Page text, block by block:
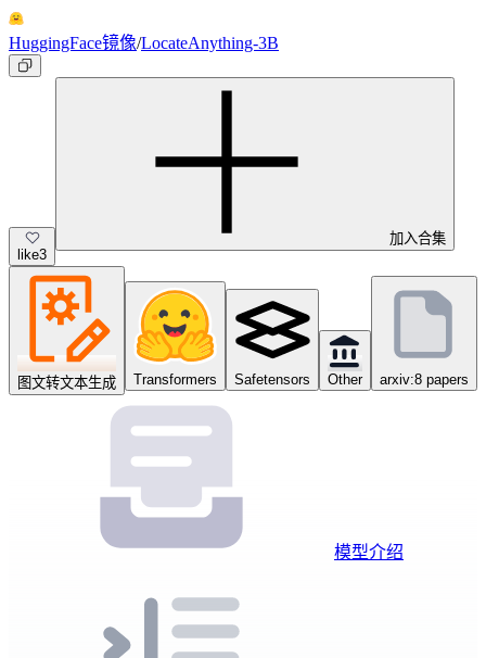
HuggingFace镜像/LocateAnything-3B
like3
加入合集
图文转文本生成 Transformers Safetensors Other arxiv:8 papers
模型介绍